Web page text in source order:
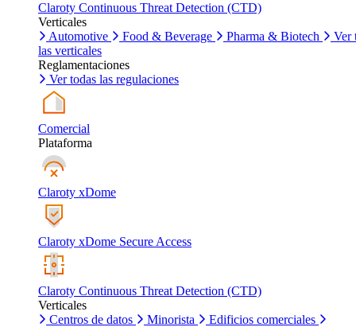
Claroty Continuous Threat Detection (CTD)
Verticales
Automotive
Food & Beverage Pharma & Biotech
Ver
las verticales
Reglamentaciones
Ver todas las regulaciones
Comercial
Plataforma
Claroty xDome
Claroty xDome Secure Access
Claroty Continuous Threat Detection (CTD)
Verticales
Centros de datos
Minorista
Edificios comerciales